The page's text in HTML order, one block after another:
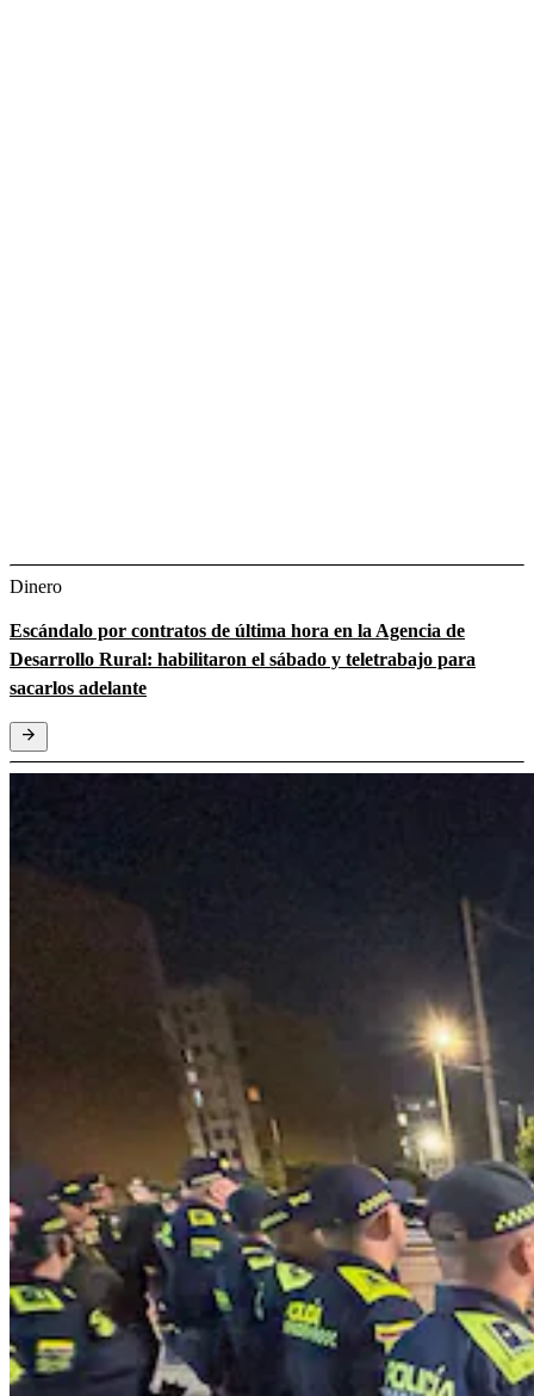
Dinero
Escándalo por contratos de última hora en la Agencia de
Desarrollo Rural: habilitaron el sábado y teletrabajo para
sacarlos adelante